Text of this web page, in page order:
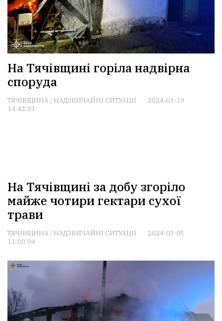
На Тячівщині горіла надвірна
споруда
ТЯЧІВЩИНА/ НАДЗВИЧАЙНІ СИТУАЦІЇ
2024-03-19
14:42:01
На Тячівщині за добу згоріло
майже чотири гектари сухої
трави
ТЯЧІВЩИНА/ НАДЗВИЧАЙНІ СИТУАЦІЇ
2024-03-05
11:00:04